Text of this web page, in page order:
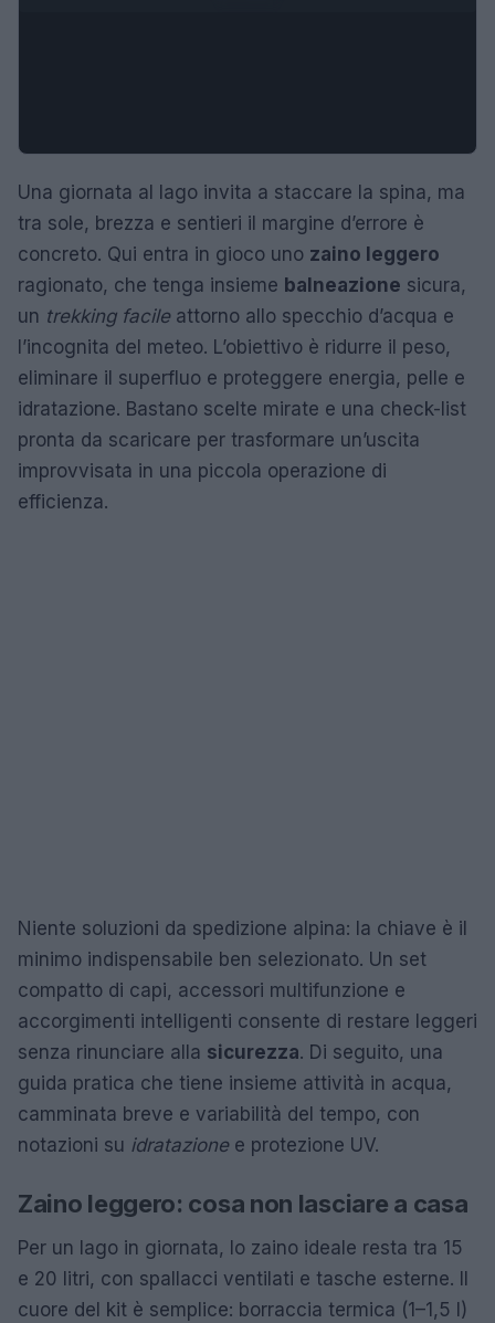
Una giornata al lago invita a staccare la spina, ma
tra sole, brezza e sentieri il margine d’errore è
concreto. Qui entra in gioco uno zaino leggero
ragionato, che tenga insieme balneazione sicura,
un trekking facileattorno allo specchio d’acqua e
l’incognita del meteo. L’obiettivo è ridurre il peso,
eliminare il superfluo e proteggere energia, pelle e
idratazione. Bastano scelte mirate e una check-list
pronta da scaricare per trasformare un’uscita
improvvisata in una piccola operazione di
efficienza.
Niente soluzioni da spedizione alpina: la chiave è il
minimo indispensabile ben selezionato. Un set
compatto di capi, accessori multifunzione e
accorgimenti intelligenti consente di restare leggeri
senza rinunciare alla sicurezza. Di seguito, una
guida pratica che tiene insieme attività in acqua,
camminata breve e variabilità del tempo, con
notazioni su idratazionee protezione UV.
Zaino leggero: cosa non lasciare a casa
Per un lago in giornata, lo zaino ideale resta tra 15
e 20 litri, con spallacci ventilati e tasche esterne. Il
cuore del kit è semplice: borraccia termica (1–1,5 l)